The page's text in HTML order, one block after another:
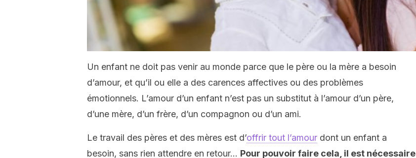
Un enfant ne doit pas venir au monde parce que le père ou la mère a besoin
d’amour, et qu’il ou elle a des carences affectives ou des problèmes
émotionnels. L’amour d’un enfant n’est pas un substitut à l’amour d’un père,
d’une mère, d’un frère, d’un compagnon ou d’un ami.
Le travail des pères et des mères est d’offrir tout l’amour dont un enfant a
besoin, sans rien attendre en retour… Pour pouvoir faire cela, il est nécessaire